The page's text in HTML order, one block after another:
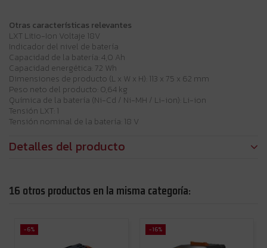
Otras características relevantes
LXT Litio-Ion Voltaje 18V
Indicador del nivel de batería
Capacidad de la batería: 4,0 Ah
Capacidad energética: 72 Wh
Dimensiones de producto (L x W x H): 113 x 75 x 62 mm
Peso neto del producto: 0,64 kg
Química de la batería (Ni-Cd / Ni-MH / Li-ion): Li-ion
Tensión LXT: 1
Tensión nominal de la batería: 18 V
Detalles del producto
16 otros productos en la misma categoría:
-6% -16%